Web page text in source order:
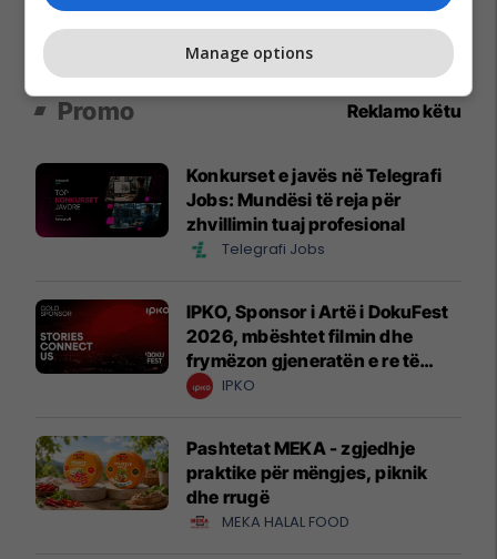
Promo Reklamo këtu
Konkurset e javës në Telegrafi
Jobs: Mundësi të reja për
zhvillimin tuaj profesional
Telegrafi Jobs
IPKO, Sponsor i Artë i DokuFest
2026, mbështet filmin dhe
frymëzon gjeneratën e re të
krijuesve
IPKO
Pashtetat MEKA - zgjedhje
praktike për mëngjes, piknik
dhe rrugë
MEKA HALAL FOOD
Manage options